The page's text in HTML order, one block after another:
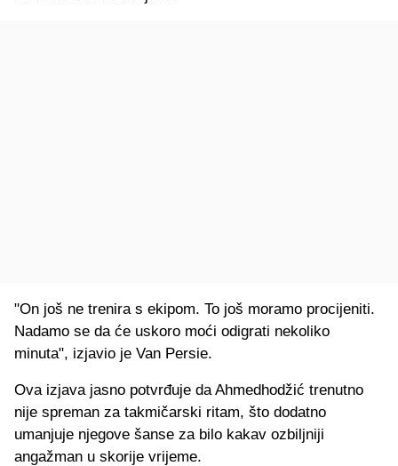
"On još ne trenira s ekipom. To još moramo procijeniti.
Nadamo se da će uskoro moći odigrati nekoliko
minuta", izjavio je Van Persie.
Ova izjava jasno potvrđuje da Ahmedhodžić trenutno
nije spreman za takmičarski ritam, što dodatno
umanjuje njegove šanse za bilo kakav ozbiljniji
angažman u skorije vrijeme.